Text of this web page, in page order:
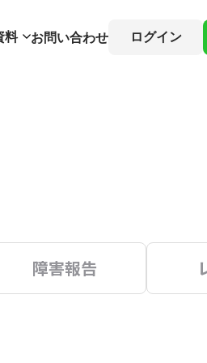
料 お問い合わせ ログイン
障害報告